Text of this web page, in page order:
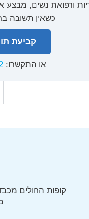
ורפואת נשים, מבצע
כשאין תשובה
קביעת
או התקשרו:
קופות החולים